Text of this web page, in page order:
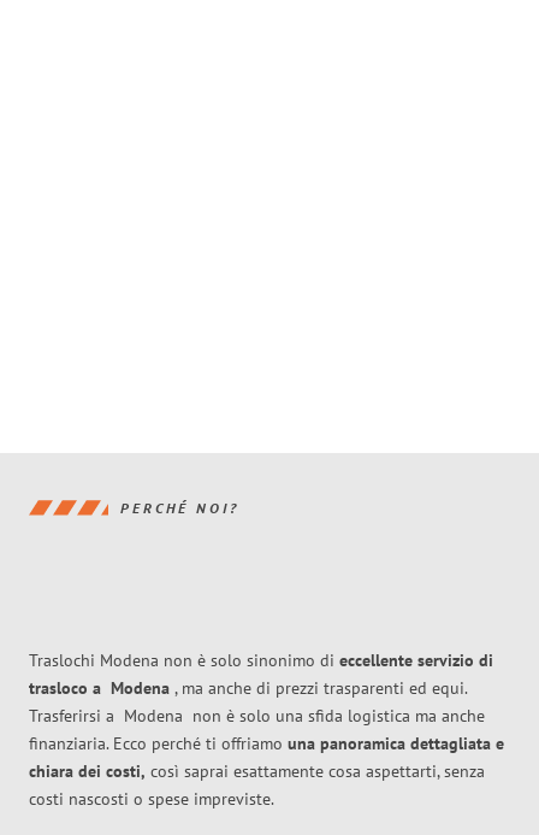
PERCHÉ NOI?
Traslochi Modena non è solo sinonimo di eccellente servizio di
trasloco a Modena , ma anche di prezzi trasparenti ed equi.
Trasferirsi a Modena non è solo una sfida logistica ma anche
finanziaria. Ecco perché ti offriamo una panoramica dettagliata e
chiara dei costi, così saprai esattamente cosa aspettarti, senza
costi nascosti o spese impreviste.